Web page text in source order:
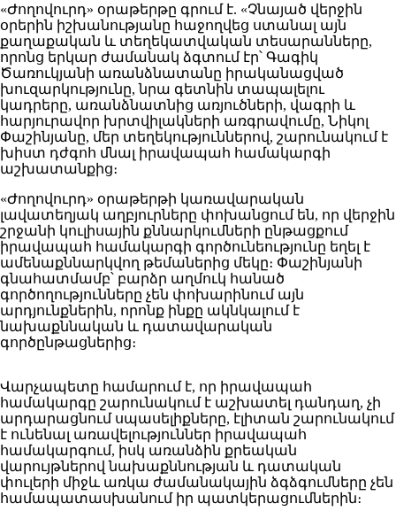
«Ժողովուրդ» օրաթերթը գրում է. «Չնայած վերջին
օրերին իշխանությանը հաջողվեց ստանալ այն
քաղաքական և տեղեկատվական տեսարանները,
որոնց երկար ժամանակ ձգտում էր՝ Գագիկ
Ծառուկյանի առանձնատանը իրականացված
խուզարկությունը, նրա գետնին տապալելու
կադրերը, առանձնատնից առյուծների, վագրի և
հարյուրավոր խրտվիլակների առգրավումը, Նիկոլ
Փաշինյանը, մեր տեղեկություններով, շարունակում է
խիստ դժգոհ մնալ իրավապահ համակարգի
աշխատանքից։
«Ժողովուրդ» օրաթերթի կառավարական
լավատեղյակ աղբյուրները փոխանցում են, որ վերջին
շրջանի կուլիսային քննարկումների ընթացքում
իրավապահ համակարգի գործունեությունը եղել է
ամենաքննարկվող թեմաներից մեկը։ Փաշինյանի
գնահատմամբ՝ բարձր աղմուկ հանած
գործողությունները չեն փոխարինում այն
արդյունքներին, որոնք ինքը ակնկալում է
նախաքննական և դատավարական
գործընթացներից։
Վարչապետը համարում է, որ իրավապահ
համակարգը շարունակում է աշխատել դանդաղ, չի
արդարացնում սպասելիքները, էլիտան շարունակում
է ունենալ առավելություններ իրավապահ
համակարգում, իսկ առանձին քրեական
վարույթներով նախաքննության և դատական
փուլերի միջև առկա ժամանակային ձգձգումները չեն
համապատասխանում իր պատկերացումներին։